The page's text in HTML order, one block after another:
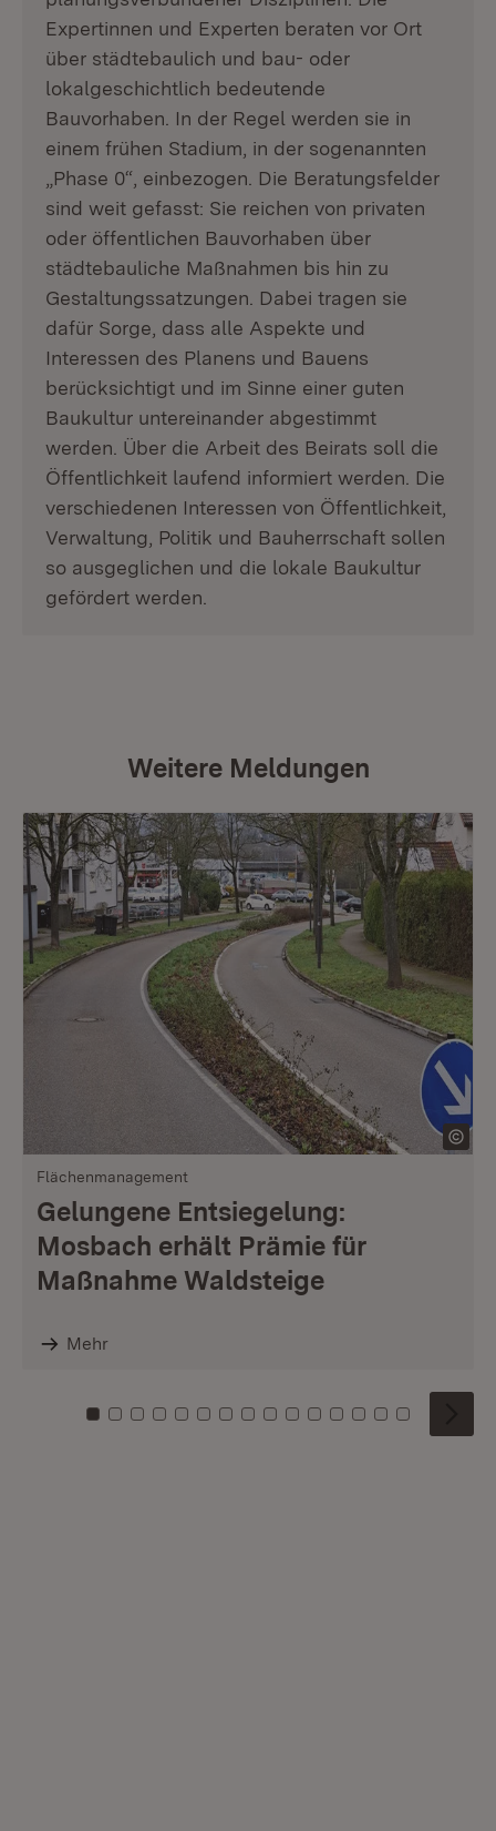
Expertinnen und Experten beraten vor Ort
über städtebaulich und bau- oder
lokalgeschichtlich bedeutende
Bauvorhaben. In der Regel werden sie in
einem frühen Stadium, in der sogenannten
„Phase 0“, einbezogen. Die Beratungsfelder
sind weit gefasst: Sie reichen von privaten
oder öffentlichen Bauvorhaben über
städtebauliche Maßnahmen bis hin zu
Gestaltungssatzungen. Dabei tragen sie
dafür Sorge, dass alle Aspekte und
Interessen des Planens und Bauens
berücksichtigt und im Sinne einer guten
Baukultur untereinander abgestimmt
werden. Über die Arbeit des Beirats soll die
Öffentlichkeit laufend informiert werden. Die
verschiedenen Interessen von Öffentlichkeit,
Verwaltung, Politik und Bauherrschaft sollen
so ausgeglichen und die lokale Baukultur
gefördert werden.
Weitere Meldungen
Flächenmanagement
Gelungene Entsiegelung:
Mosbach erhält Prämie für
Maßnahme Waldsteige
Mehr
Zu Kachel: 0
Zu Kachel: 1
Zu Kachel: 2
Zu Kachel: 3
Zu Kachel: 4
Zu Kachel: 5
Zu Kachel: 6
Zu Kachel: 7
Zu Kachel: 8
Zu Kachel: 9
Zu Kachel: 10
Zu Kachel: 11
Zu Kachel: 12
Zu Kachel:
Zu